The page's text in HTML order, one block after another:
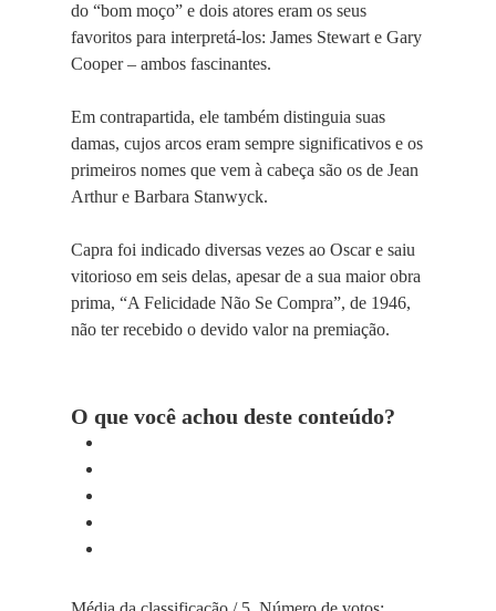
do “bom moço” e dois atores eram os seus
favoritos para interpretá-los: James Stewart e Gary
Cooper – ambos fascinantes.
Em contrapartida, ele também distinguia suas
damas, cujos arcos eram sempre significativos e os
primeiros nomes que vem à cabeça são os de Jean
Arthur e Barbara Stanwyck.
Capra foi indicado diversas vezes ao Oscar e saiu
vitorioso em seis delas, apesar de a sua maior obra
prima, “A Felicidade Não Se Compra”, de 1946,
não ter recebido o devido valor na premiação.
O que você achou deste conteúdo?